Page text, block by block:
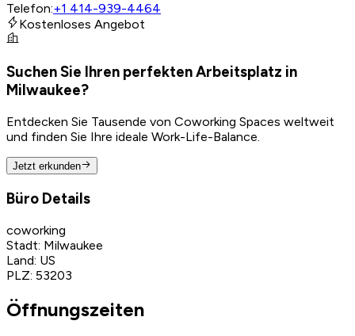
Telefon:+1 414-939-4464
Kostenloses Angebot
Suchen Sie Ihren perfekten Arbeitsplatz in
Milwaukee?
Entdecken Sie Tausende von Coworking Spaces weltweit
und finden Sie Ihre ideale Work-Life-Balance.
Jetzt erkunden
Büro Details
coworking
Stadt: Milwaukee
Land: US
PLZ: 53203
Öffnungszeiten